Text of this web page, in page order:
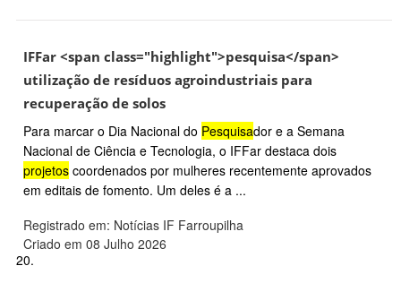
IFFar <span class="highlight">pesquisa</span>
utilização de resíduos agroindustriais para
recuperação de solos
Para marcar o Dia Nacional do Pesquisador e a Semana
Nacional de Ciência e Tecnologia, o IFFar destaca dois
projetos coordenados por mulheres recentemente aprovados
em editais de fomento. Um deles é a ...
Registrado em: Notícias IF Farroupilha
Criado em 08 Julho 2026
20.